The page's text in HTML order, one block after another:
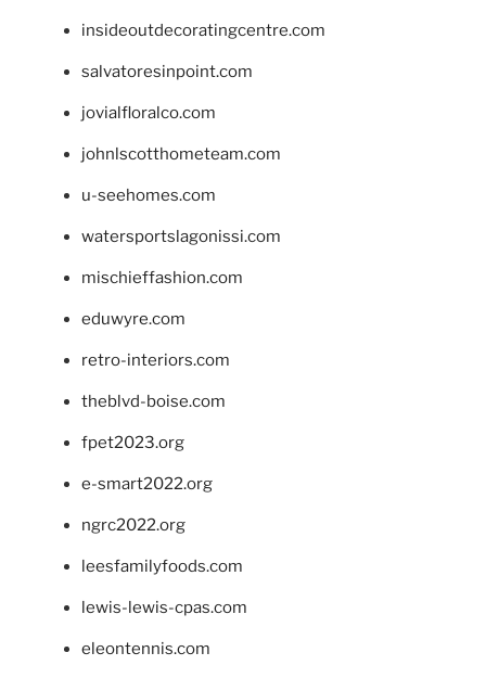
insideoutdecoratingcentre.com
salvatoresinpoint.com
jovialfloralco.com
johnlscotthometeam.com
u-seehomes.com
watersportslagonissi.com
mischieffashion.com
eduwyre.com
retro-interiors.com
theblvd-boise.com
fpet2023.org
e-smart2022.org
ngrc2022.org
leesfamilyfoods.com
lewis-lewis-cpas.com
eleontennis.com